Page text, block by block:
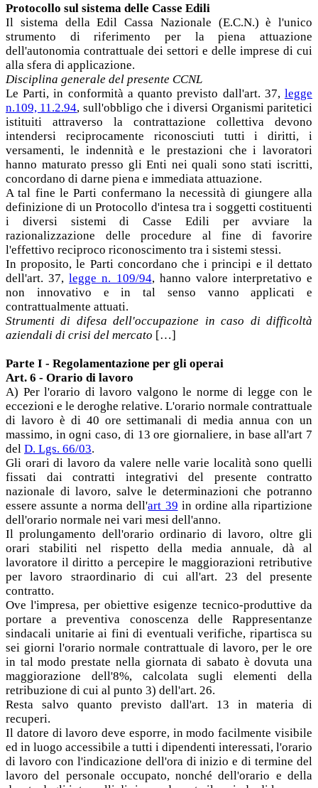
Protocollo sul sistema delle Casse Edili
Il sistema della Edil Cassa Nazionale (E.C.N.) è l'unico
strumento di riferimento per la piena attuazione
dell'autonomia contrattuale dei settori e delle imprese di cui
alla sfera di applicazione.
Disciplina generale del presente CCNL
Le Parti, in conformità a quanto previsto dall'art. 37, legge
n.109, 11.2.94, sull'obbligo che i diversi Organismi paritetici
istituiti attraverso la contrattazione collettiva devono
intendersi reciprocamente riconosciuti tutti i diritti, i
versamenti, le indennità e le prestazioni che i lavoratori
hanno maturato presso gli Enti nei quali sono stati iscritti,
concordano di darne piena e immediata attuazione.
A tal fine le Parti confermano la necessità di giungere alla
definizione di un Protocollo d'intesa tra i soggetti costituenti
i diversi sistemi di Casse Edili per avviare la
razionalizzazione delle procedure al fine di favorire
l'effettivo reciproco riconoscimento tra i sistemi stessi.
In proposito, le Parti concordano che i principi e il dettato
dell'art. 37,legge n. 109/94, hanno valore interpretativo e
non innovativo e in tal senso vanno applicati e
contrattualmente attuati.
Strumenti di difesa dell'occupazione in caso di difficoltà
aziendali di crisi del mercato […]
Parte I - Regolamentazione per gli operai
Art. 6 - Orario di lavoro
A) Per l'orario di lavoro valgono le norme di legge con le
eccezioni e le deroghe relative. L'orario normale contrattuale
di lavoro è di 40 ore settimanali di media annua con un
massimo, in ogni caso, di 13 ore giornaliere, in base all'art 7
del D. Lgs. 66/03.
Gli orari di lavoro da valere nelle varie località sono quelli
fissati dai contratti integrativi del presente contratto
nazionale di lavoro, salve le determinazioni che potranno
essere assunte a norma dell'art 39 in ordine alla ripartizione
dell'orario normale nei vari mesi dell'anno.
Il prolungamento dell'orario ordinario di lavoro, oltre gli
orari stabiliti nel rispetto della media annuale, dà al
lavoratore il diritto a percepire le maggiorazioni retributive
per lavoro straordinario di cui all'art. 23 del presente
contratto.
Ove l'impresa, per obiettive esigenze tecnico-produttive da
portare a preventiva conoscenza delle Rappresentanze
sindacali unitarie ai fini di eventuali verifiche, ripartisca su
sei giorni l'orario normale contrattuale di lavoro, per le ore
in tal modo prestate nella giornata di sabato è dovuta una
maggiorazione dell'8%, calcolata sugli elementi della
retribuzione di cui al punto 3) dell'art. 26.
Resta salvo quanto previsto dall'art. 13 in materia di
recuperi.
Il datore di lavoro deve esporre, in modo facilmente visibile
ed in luogo accessibile a tutti i dipendenti interessati, l'orario
di lavoro con l'indicazione dell'ora di inizio e di termine del
lavoro del personale occupato, nonché dell'orario e della